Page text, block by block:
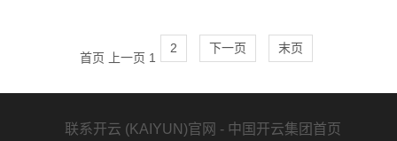
首页 上一页 1
2 下一页 末页
联系开云 (KAIYUN)官网 - 中国开云集团首页